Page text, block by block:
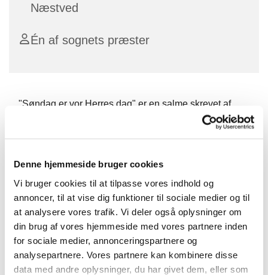
Denne hjemmeside bruger cookies
Vi bruger cookies til at tilpasse vores indhold og
annoncer, til at vise dig funktioner til sociale medier og til
at analysere vores trafik. Vi deler også oplysninger om
din brug af vores hjemmeside med vores partnere inden
for sociale medier, annonceringspartnere og
analysepartnere. Vores partnere kan kombinere disse
data med andre oplysninger, du har givet dem, eller som
Næstved
Én af sognets præster
"Søndag er vor Herres dag" er en salme skrevet af
Grundtvig, hvor han gør opmærksom på, at nok er
søndagen noget særligt, men kirken kirken har altså
Derfor er der hver torsdag en kort morgen andagt, med
salmer, læsning og bøn.
Efterfølgende drikker vi kaffe sammen.
Vel mødt.